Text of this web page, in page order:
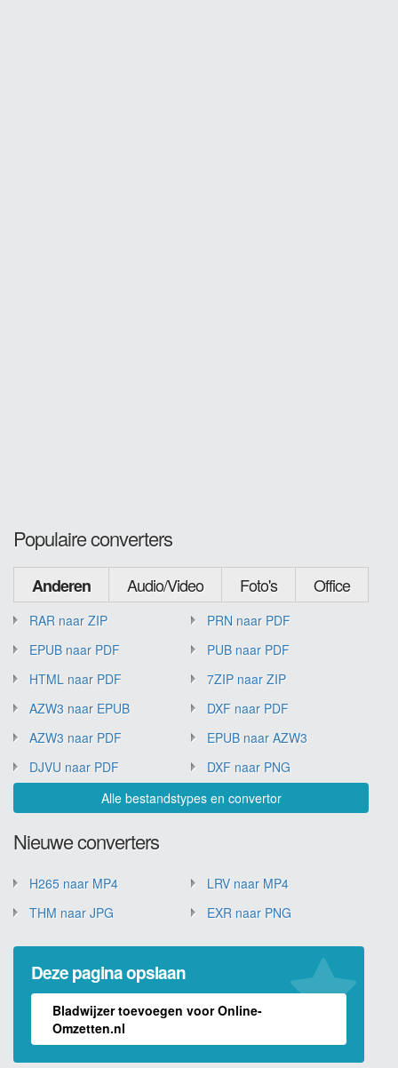
Populaire converters
Anderen Audio/Video Foto's Office
RAR naar ZIP
PRN naar PDF
EPUB naar PDF
PUB naar PDF
HTML naar PDF
7ZIP naar ZIP
AZW3 naar EPUB
DXF naar PDF
AZW3 naar PDF
EPUB naar AZW3
DJVU naar PDF
DXF naar PNG
Alle bestandstypes en convertor
Nieuwe converters
H265 naar MP4
LRV naar MP4
THM naar JPG
EXR naar PNG
Deze pagina opslaan
Bladwijzer toevoegen voor Online-
Omzetten.nl